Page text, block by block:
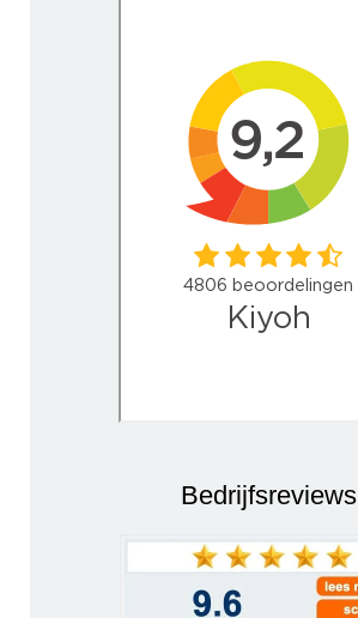
Bedrijfsreviews